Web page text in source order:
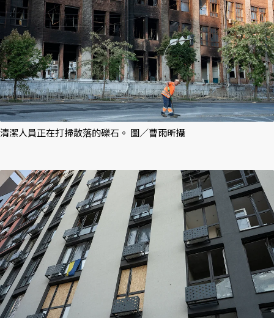
清潔人員正在打掃散落的礫石。 圖／曹雨昕攝